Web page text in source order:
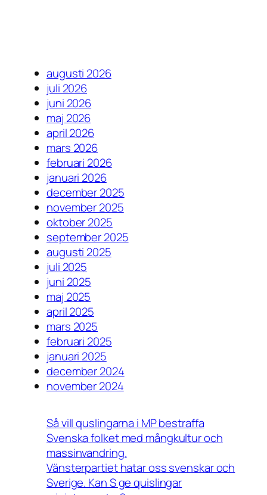
augusti 2026
juli 2026
juni 2026
maj 2026
april 2026
mars 2026
februari 2026
januari 2026
december 2025
november 2025
oktober 2025
september 2025
augusti 2025
juli 2025
juni 2025
maj 2025
april 2025
mars 2025
februari 2025
januari 2025
december 2024
november 2024
Så vill quslingarna i MP bestraffa
Svenska folket med mångkultur och
massinvandring.
Vänsterpartiet hatar oss svenskar och
Sverige. Kan S ge quislingar